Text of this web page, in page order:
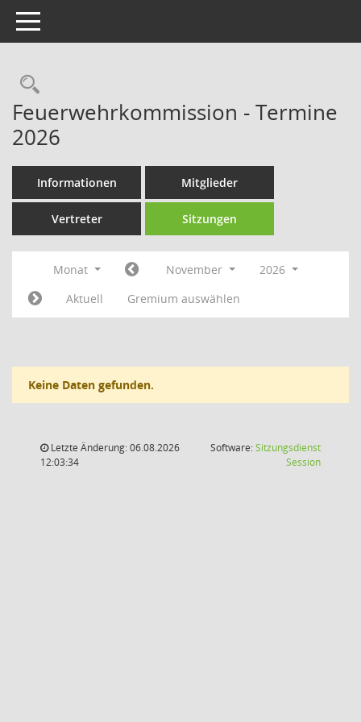
Toggle navigation
Rechercheauswahl
Feuerwehrkommission - Termine
2026
Informationen Mitglieder
Vertreter Sitzungen
Monat November
2026
Aktuell
Gremium auswählen
Keine Daten gefunden.
Letzte Änderung: 06.08.2026
12:03:34
Software:Sitzungsdienst
Session(Wird in